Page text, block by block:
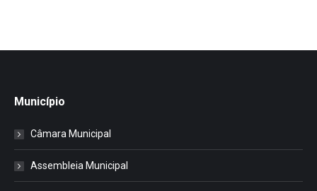
Município
Câmara Municipal
Assembleia Municipal